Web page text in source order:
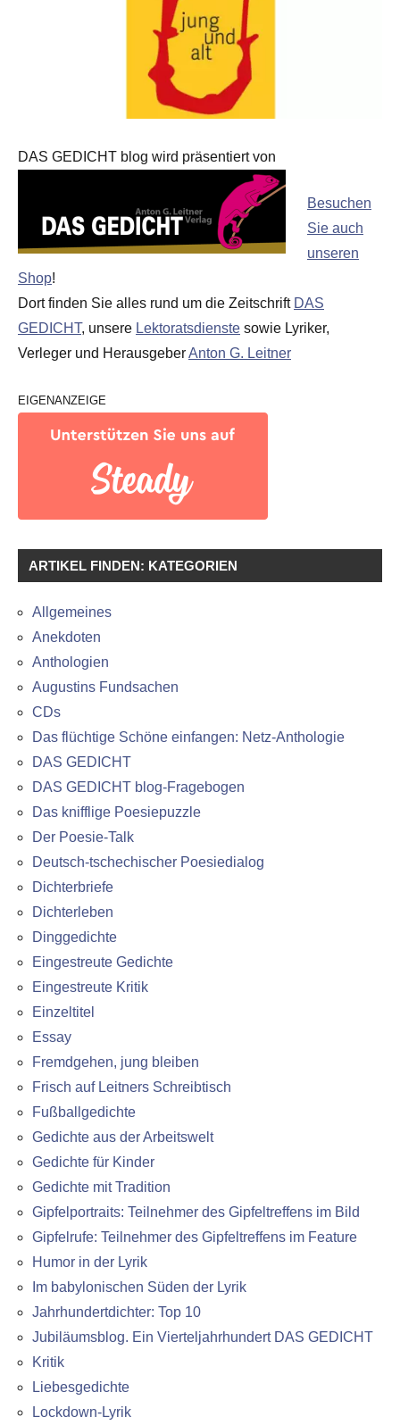
DAS GEDICHT blog wird präsentiert von
Besuchen
Sie auch
unseren
Shop!
Dort finden Sie alles rund um die Zeitschrift DAS
GEDICHT, unsere Lektoratsdienste sowie Lyriker,
Verleger und HerausgeberAnton G. Leitner
EIGENANZEIGE
ARTIKEL FINDEN: KATEGORIEN
Allgemeines
Anekdoten
Anthologien
Augustins Fundsachen
CDs
Das flüchtige Schöne einfangen: Netz-Anthologie
DAS GEDICHT
DAS GEDICHT blog-Fragebogen
Das knifflige Poesiepuzzle
Der Poesie-Talk
Deutsch-tschechischer Poesiedialog
Dichterbriefe
Dichterleben
Dinggedichte
Eingestreute Gedichte
Eingestreute Kritik
Einzeltitel
Essay
Fremdgehen, jung bleiben
Frisch auf Leitners Schreibtisch
Fußballgedichte
Gedichte aus der Arbeitswelt
Gedichte für Kinder
Gedichte mit Tradition
Gipfelportraits: Teilnehmer des Gipfeltreffens im Bild
Gipfelrufe: Teilnehmer des Gipfeltreffens im Feature
Humor in der Lyrik
Im babylonischen Süden der Lyrik
Jahrhundertdichter: Top 10
Jubiläumsblog. Ein Vierteljahrhundert DAS GEDICHT
Kritik
Liebesgedichte
Lockdown-Lyrik